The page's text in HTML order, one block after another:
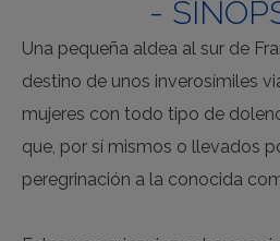
-
Una pequeña aldea al sur de
destino de unos inverosímiles
mujeres con todo tipo de
que, por sí mismos o llevados
peregrinación a la conocida